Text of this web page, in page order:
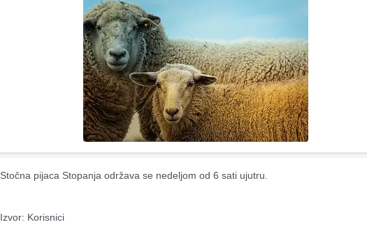
Stočna pijaca Stopanja održava se nedeljom od 6 sati ujutru.
Izvor: Korisnici